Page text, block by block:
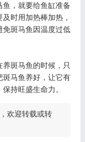
，就要给鱼缸准备
时用加热棒加热，
免斑马鱼因温度过低
斑马鱼的时候，只
斑马鱼养好，让它有
持旺盛生命力。
欢迎转载或转